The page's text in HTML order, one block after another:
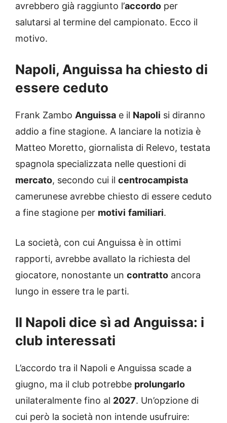
avrebbero già raggiunto l’accordo per
salutarsi al termine del campionato. Ecco il
motivo.
Napoli, Anguissa ha chiesto di
essere ceduto
Frank Zambo Anguissa e il Napoli si diranno
addio a fine stagione. A lanciare la notizia è
Matteo Moretto, giornalista di Relevo, testata
spagnola specializzata nelle questioni di
mercato, secondo cui il centrocampista
camerunese avrebbe chiesto di essere ceduto
a fine stagione per motivi familiari.
La società, con cui Anguissa è in ottimi
rapporti, avrebbe avallato la richiesta del
giocatore, nonostante un contratto ancora
lungo in essere tra le parti.
Il Napoli dice sì ad Anguissa: i
club interessati
L’accordo tra il Napoli e Anguissa scade a
giugno, ma il club potrebbe prolungarlo
unilateralmente fino al 2027. Un’opzione di
cui però la società non intende usufruire: